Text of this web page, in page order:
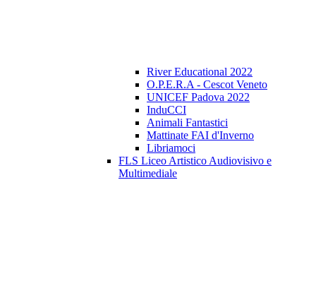
River Educational 2022
O.P.E.R.A - Cescot Veneto
UNICEF Padova 2022
InduCCI
Animali Fantastici
Mattinate FAI d'Inverno
Libriamoci
FLS Liceo Artistico Audiovisivo e
Multimediale